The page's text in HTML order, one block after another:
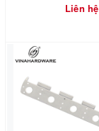
Liên hệ